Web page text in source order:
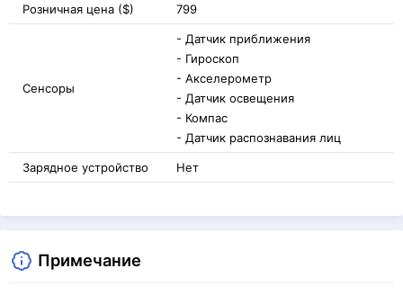
Розничная цена ($) 799
Сенсоры
- Датчик приближения
- Гироскоп
- Акселерометр
- Датчик освещения
- Компас
- Датчик распознавания лиц
Зарядное устройство Нет
Примечание